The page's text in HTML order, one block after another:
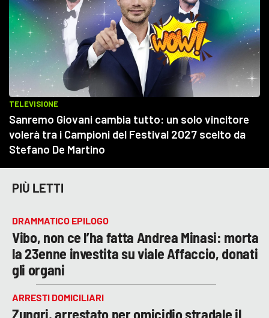
PIÙ LETTI
DRAMMATICO EPILOGO
Vibo, non ce l’ha fatta Andrea Minasi: morta
la 23enne investita su viale Affaccio, donati
gli organi
ARRESTI DOMICILIARI
Zungri, arrestato per omicidio stradale il